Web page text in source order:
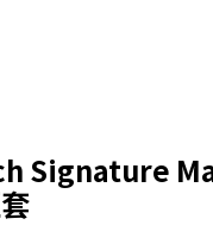
Signature